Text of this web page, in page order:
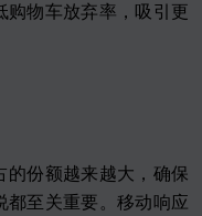
购物车放弃率，吸引更
的份额越来越大，确保
都至关重要。移动响应